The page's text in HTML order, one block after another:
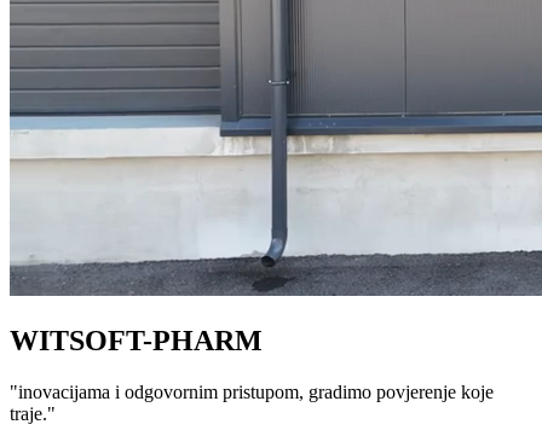
WITSOFT-PHARM
"inovacijama i odgovornim pristupom, gradimo povjerenje koje
traje."